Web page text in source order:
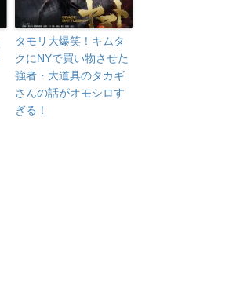
タモリ大爆笑！キムタ
クにNYで買い物させた
強者・大道具のタカギ
さんの話がオモシロす
ぎる！